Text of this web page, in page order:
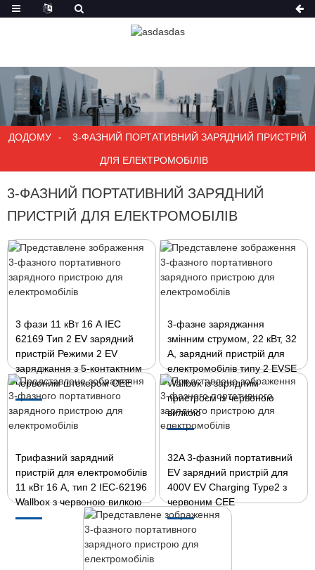
ДОДОМУ 3-ФАЗНИЙ ПОРТАТИВНИЙ ЗАРЯДНИЙ ПРИСТРІЙ
ДЛЯ ЕЛЕКТРОМОБІЛІВ
3-ФАЗНИЙ ПОРТАТИВНИЙ ЗАРЯДНИЙ
ПРИСТРІЙ ДЛЯ ЕЛЕКТРОМОБІЛІВ
3 фази 11 кВт 16 А IEC
62169 Тип 2 EV зарядний
пристрій Режими 2 EV
заряджання з 5-контактним
червоним штекером CEE
3-фазне заряджання
змінним струмом, 22 кВт, 32
А, зарядний пристрій для
електромобілів типу 2 EVSE
Wallbox із зарядним
пристроєм із червоною
вилкою
Трифазний зарядний
пристрій для електромобілів
11 кВт 16 А, тип 2 IEC-62196
Wallbox з червоною вилкою
32A 3-фазний портативний
EV зарядний пристрій для
400V EV Charging Type2 з
червоним CEE